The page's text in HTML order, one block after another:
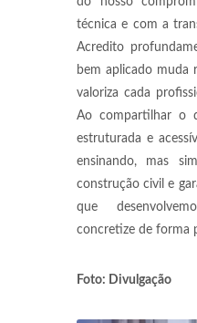
técnica e com a
Acredito
bem aplicado muda
valoriza cada
Ao compartilhar o
estruturada e
ensinando, mas
construção civil e
que
concretize de forma
Foto: Divulgação